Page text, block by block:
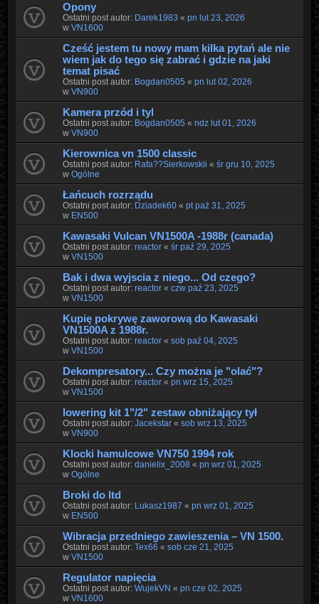
Opony
Ostatni post autor: Darek1983 « pn lut 23, 2026
w VN1600
Cześć jestem tu nowy mam kilka pytań ale nie
wiem jak do tego się zabrać i gdzie na jaki
temat pisać
Ostatni post autor: Bogdan0505 « pn lut 02, 2026
w VN900
Kamera przód i tyl
Ostatni post autor: Bogdan0505 « ndz lut 01, 2026
w VN900
Kierownica vn 1500 classic
Ostatni post autor: Rafa??Sierkowskii « śr gru 10, 2025
w Ogólne
Łańcuch rozrządu
Ostatni post autor: Dziadek60« pt paź 31, 2025
w EN500
Kawasaki Vulcan VN1500A -1988r (canada)
Ostatni post autor: reactor« śr paź 29, 2025
w VN1500
Bak i dwa wyjscia z niego... Od czego?
Ostatni post autor: reactor« czw paź 23, 2025
w VN1500
Kupię pokrywę zaworową do Kawasaki
VN1500A z 1988r.
Ostatni post autor: reactor« sob paź 04, 2025
w VN1500
Dekompresatory... Czy można je "olać"?
Ostatni post autor: reactor« pn wrz 15, 2025
w VN1500
lowering kit 1"/2" zestaw obniżający tył
Ostatni post autor: Jacekstar« sob wrz 13, 2025
w VN900
Klocki hamulcowe VN750 1994 rok
Ostatni post autor: danielix_2008« pn wrz 01, 2025
w Ogólne
Broki do ltd
Ostatni post autor: Lukasz1987 « pn wrz 01, 2025
w EN500
Wibracja przedniego zawieszenia – VN 1500.
Ostatni post autor: Tex66 « sob cze 21, 2025
w VN1500
Regulator napięcia
Ostatni post autor: WujekVN « pn cze 02, 2025
w VN1600